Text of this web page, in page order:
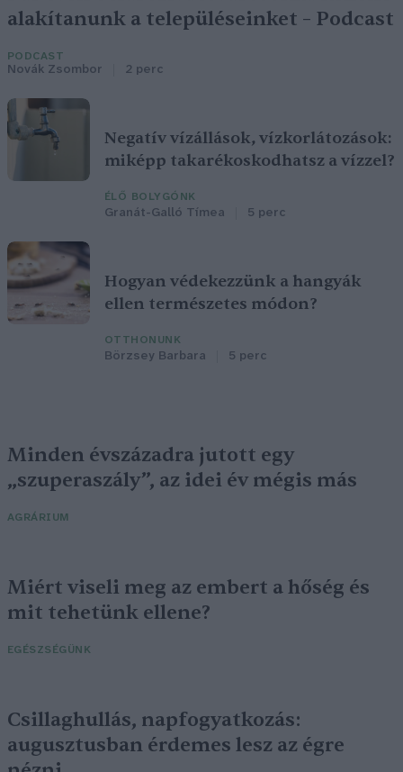
alakítanunk a településeinket – Podcast
PODCAST
Novák Zsombor 2 perc
Negatív vízállások, vízkorlátozások:
miképp takarékoskodhatsz a vízzel?
ÉLŐ BOLYGÓNK
Granát-Galló Tímea 5 perc
Hogyan védekezzünk a hangyák
ellen természetes módon?
OTTHONUNK
Börzsey Barbara 5 perc
Minden évszázadra jutott egy
„szuperaszály”, az idei év mégis más
AGRÁRIUM
Miért viseli meg az embert a hőség és
mit tehetünk ellene?
EGÉSZSÉGÜNK
Csillaghullás, napfogyatkozás:
augusztusban érdemes lesz az égre